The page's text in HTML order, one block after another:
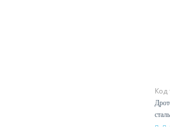
Код
сталь